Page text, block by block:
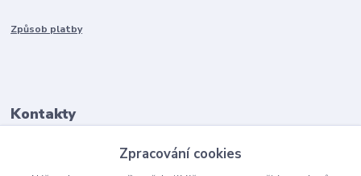
Způsob platby
Kontakty
Zpracování cookies